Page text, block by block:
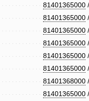
81401365000
81401365000
81401365000
81401365000
81401365000
81401365000
81401368000
81401365000